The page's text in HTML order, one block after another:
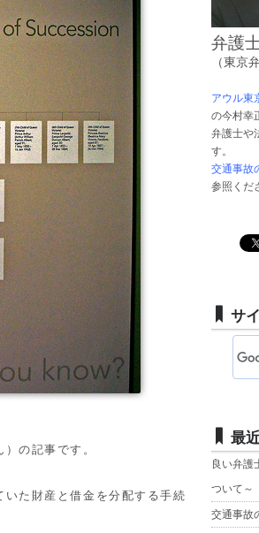
の記事です。
た財産と借金を分配する手続
弁護
（東京
アウル東
の今村幸
弁護士や
す。
交通事故
参照くだ
サ
最
良い弁護
ついて～
交通事故